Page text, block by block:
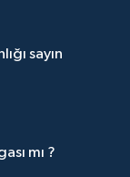
sayın
mı ?